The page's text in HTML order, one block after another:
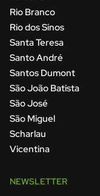
Rio Branco
Rio dos Sinos
Santa Teresa
Santo André
Santos Dumont
São João Batista
São José
São Miguel
Scharlau
Vicentina
NEWSLETTER